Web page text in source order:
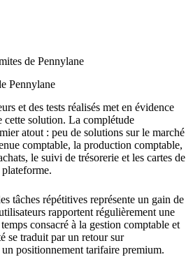
de Pennylane
Pennylane
et des tests réalisés met en évidence
cette solution. La complétude
atout : peu de solutions sur le marché
comptable, la production comptable,
le suivi de trésorerie et les cartes de
plateforme.
tâches répétitives représente un gain de
rapportent régulièrement une
consacré à la gestion comptable et
se traduit par un retour sur
positionnement tarifaire premium.